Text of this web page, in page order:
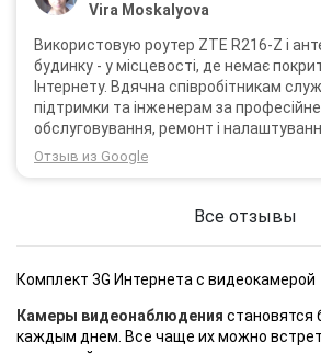
Vira Moskalyova
Використовую роутер ZTE R216-Z і
будинку - у місцевості, де немає
Інтернету. Вдячна співробітникам
підтримки та інженерам за професійне і швидке
обслуговування, ремонт і
Через 3 роки після покупки я не
тоді рішення придбати обладнання в
Отзыв из Google
Все отзывы
Комплект 3G Интернета с видеокамерой
Камеры видеонаблюдения становятся
каждым днем. Все чаще их можно